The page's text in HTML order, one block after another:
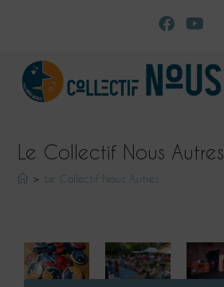
Le Collectif Nous Autres
> Le Collectif Nous Autres